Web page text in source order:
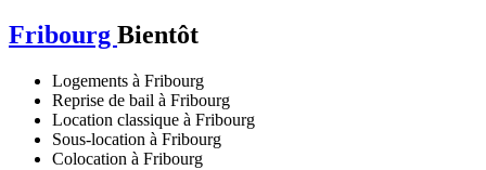
Fribourg Bientôt
Logements à Fribourg
Reprise de bail à Fribourg
Location classique à Fribourg
Sous-location à Fribourg
Colocation à Fribourg